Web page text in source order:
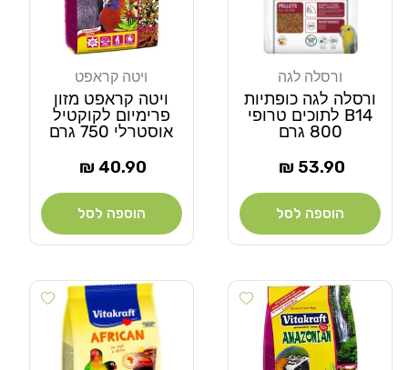
ורסלה לגה
ורסלה לגה כופתיות
B14 לתוכים טרופי
800 גרם
מחיר
53.90 ₪
הוספה לסל
ויטה קראפט
ויטה קראפט מזון
פרימיום לקוקטיל
אוסטרלי 750 גרם
מחיר
40.90 ₪
הוספה לסל
Add wishlist
wishlist